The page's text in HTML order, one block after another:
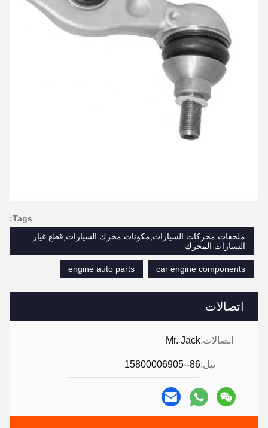
اتصالات
اتصالات:Mr. Jack
تيل:86--15800006905
Tags:
ملحقات محركات السيارات,مكونات محرك السيارات,قطع غيار
السيارات المحرك
car engine components
engine auto parts